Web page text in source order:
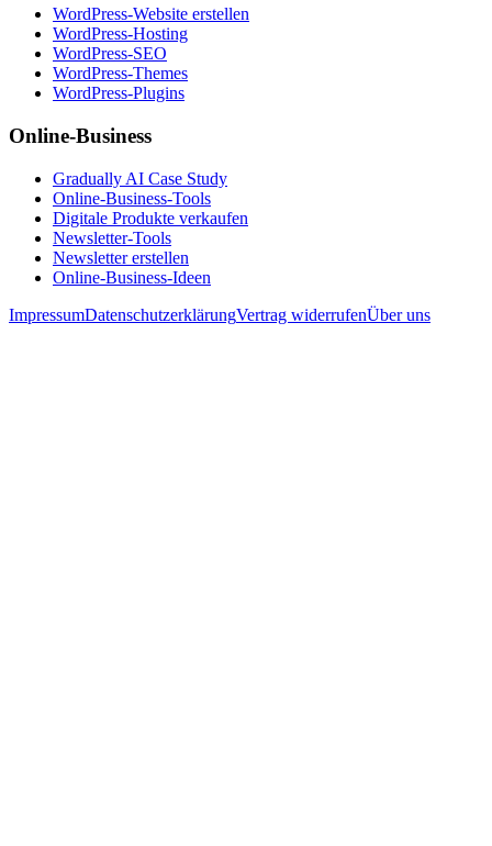
WordPress-Website erstellen
WordPress-Hosting
WordPress-SEO
WordPress-Themes
WordPress-Plugins
Online-Business
Gradually AI Case Study
Online-Business-Tools
Digitale Produkte verkaufen
Newsletter-Tools
Newsletter erstellen
Online-Business-Ideen
ImpressumDatenschutzerklärungVertrag widerrufenÜber uns